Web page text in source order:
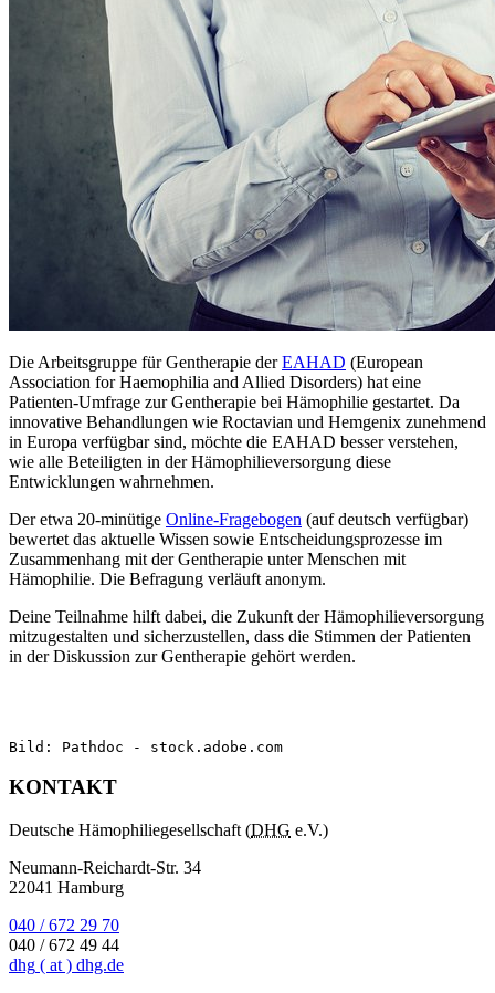
Die Arbeitsgruppe für Gentherapie derEAHAD (European
Association for Haemophilia and Allied Disorders) hat eine
Patienten-Umfrage zur Gentherapie bei Hämophilie gestartet. Da
innovative Behandlungen wie Roctavian und Hemgenix zunehmend
in Europa verfügbar sind, möchte die EAHAD besser verstehen,
wie alle Beteiligten in der Hämophilieversorgung diese
Entwicklungen wahrnehmen.
Der etwa 20-minütige Online-Fragebogen (auf deutsch verfügbar)
bewertet das aktuelle Wissen sowie Entscheidungsprozesse im
Zusammenhang mit der Gentherapie unter Menschen mit
Hämophilie. Die Befragung verläuft anonym.
Deine Teilnahme hilft dabei, die Zukunft der Hämophilieversorgung
mitzugestalten und sicherzustellen, dass die Stimmen der Patienten
in der Diskussion zur Gentherapie gehört werden.
Bild: Pathdoc - stock.adobe.com
KONTAKT
Deutsche Hämophiliegesellschaft (DHG e.V.)
Neumann-Reichardt-Str. 34
22041 Hamburg
040 / 672 29 70
040 / 672 49 44
dhg ( at ) dhg.de